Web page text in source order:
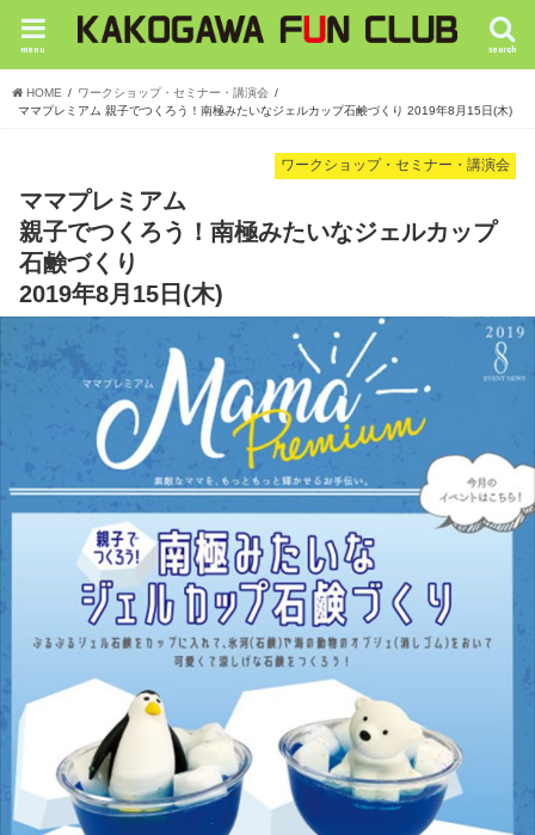
search
menu
HOME
ワークショップ・セミナー・講演会
ママプレミアム 親子でつくろう！南極みたいなジェルカップ石鹸づくり 2019年8月15日(木)
ワークショップ・セミナー・講演会
ママプレミアム
親子でつくろう！南極みたいなジェルカップ
石鹸づくり
2019年8月15日(木)